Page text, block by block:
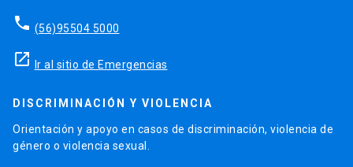
phone (56)95504 5000
launch Ir al sitio de Emergencias
DISCRIMINACIÓN Y VIOLENCIA
Orientación y apoyo en casos de discriminación, violencia de
género o violencia sexual.